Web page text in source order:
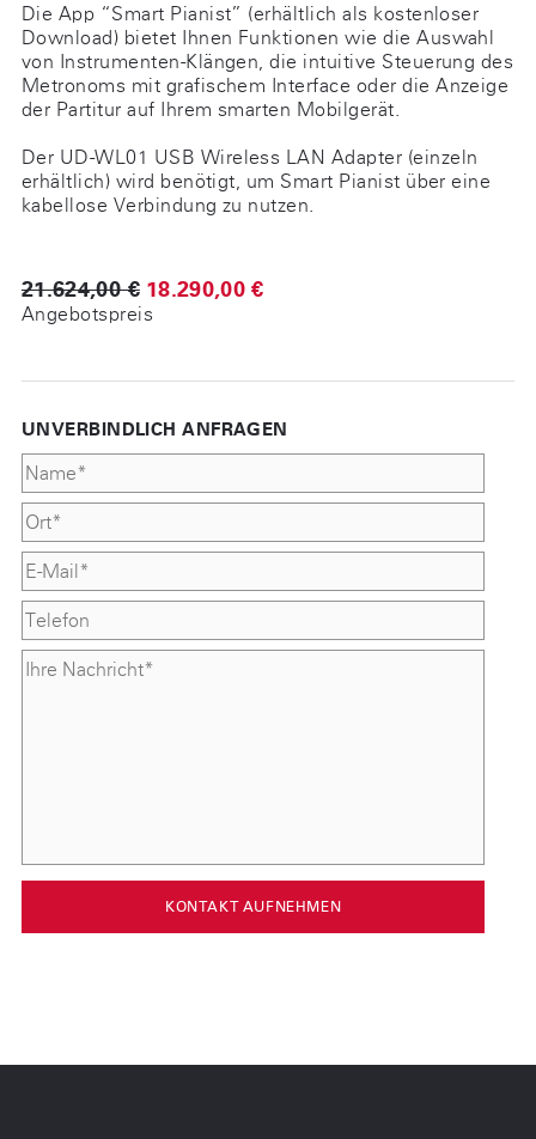
Die App “Smart Pianist” (erhältlich als kostenloser
Download) bietet Ihnen Funktionen wie die Auswahl
von Instrumenten-Klängen, die intuitive Steuerung des
Metronoms mit grafischem Interface oder die Anzeige
der Partitur auf Ihrem smarten Mobilgerät.
Der UD-WL01 USB Wireless LAN Adapter (einzeln
erhältlich) wird benötigt, um Smart Pianist über eine
kabellose Verbindung zu nutzen.
21.624,00 € 18.290,00 €
Angebotspreis
UNVERBINDLICH ANFRAGEN
KONTAKT AUFNEHMEN